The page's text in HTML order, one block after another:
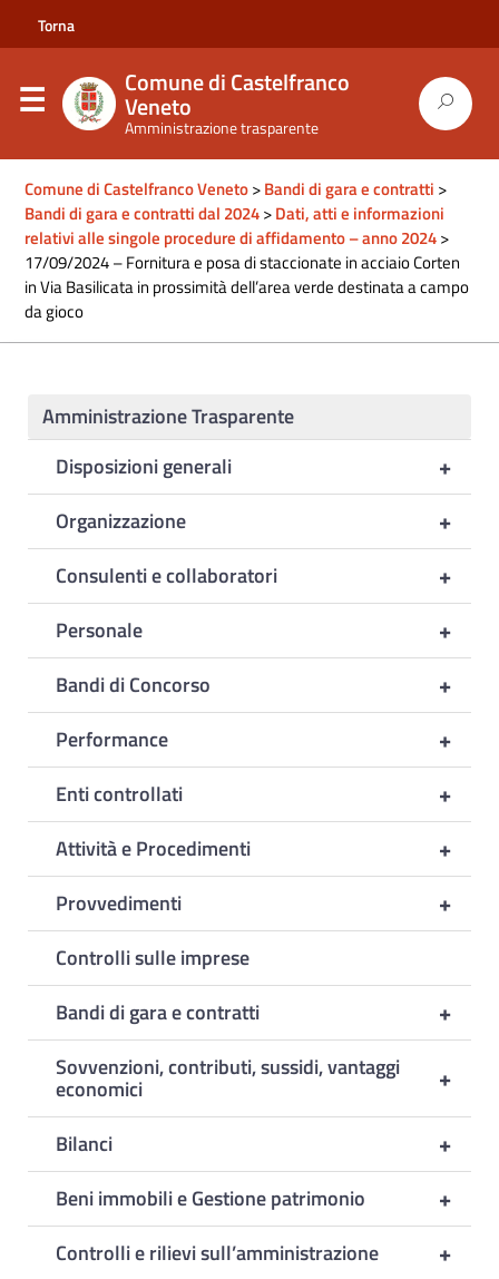
Torna
sito
comune
Comune di Castelfranco
Veneto
Amministrazione trasparente
Comune di Castelfranco Veneto>Bandi di gara e contratti >
Bandi di gara e contratti dal 2024>Dati, atti e informazioni
relativi alle singole procedure di affidamento – anno 2024>
17/09/2024 – Fornitura e posa di staccionate in acciaio Corten
in Via Basilicata in prossimità dell’area verde destinata a campo
da gioco
Amministrazione Trasparente
+
Disposizioni generali
+
Organizzazione
+
Consulenti e collaboratori
+
Personale
+
Bandi di Concorso
+
Performance
+
Enti controllati
+
Attività e Procedimenti
+
Provvedimenti
Controlli sulle imprese
+
Bandi di gara e contratti
+
Sovvenzioni, contributi, sussidi, vantaggi
economici
+
Bilanci
+
Beni immobili e Gestione patrimonio
+
Controlli e rilievi sull’amministrazione